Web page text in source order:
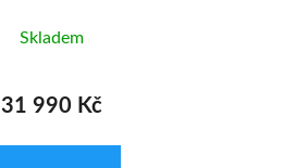
Skladem
31 990 Kč